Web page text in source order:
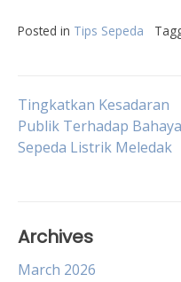
Posted in Tips Sepeda
Post
navigation
Tingkatkan Kesadaran
Publik Terhadap Bahaya
Sepeda Listrik Meledak
Archives
March 2026